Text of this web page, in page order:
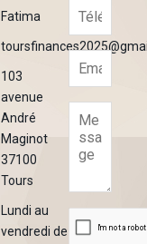
Fatima
103
avenue
André
Maginot
37100
Tours
Lundi au
vendredi de